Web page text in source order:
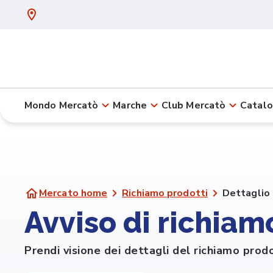
Mondo Mercatò Marche Club Mercatò
Mercato home Richiamo prodotti Dettaglio
Avviso di
Prendi visione dei dettagli del richiamo